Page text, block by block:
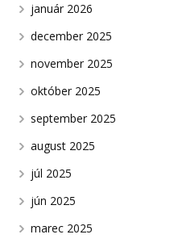
január 2026
december 2025
november 2025
október 2025
september 2025
august 2025
júl 2025
jún 2025
marec 2025